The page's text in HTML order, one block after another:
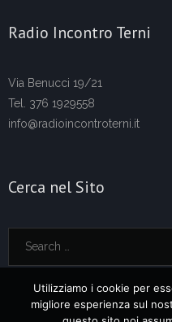
Radio Incontro Terni
Via Benucci 19/21
Tel. 376 1929558
info@radioincontroterni.it
Cerca nel Sito
Utilizziamo i cookie per
migliore esperienza sul